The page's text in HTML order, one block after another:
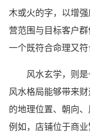
木或火的字，以增
营范围与目标客户
一个既符合命理又符
风水玄学，则
风水格局能够带来
的地理位置、朝向
例如，店铺位于商